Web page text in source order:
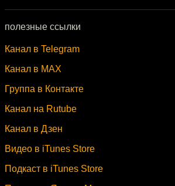
полезные ссылки
Канал в Telegram
Канал в MAX
Группа в Контакте
Канал на Rutube
Канал в Дзен
Видео в iTunes Store
Подкаст в iTunes Store